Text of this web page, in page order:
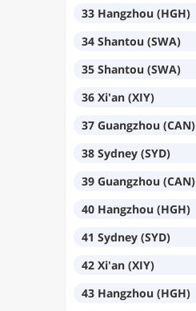
33 Hangzhou (HGH)
34 Shantou (SWA)
35 Shantou (SWA)
36 Xi'an (XIY)
37 Guangzhou (CAN)
38 Sydney (SYD)
39 Guangzhou (CAN)
40 Hangzhou (HGH)
41 Sydney (SYD)
42 Xi'an (XIY)
43 Hangzhou (HGH)